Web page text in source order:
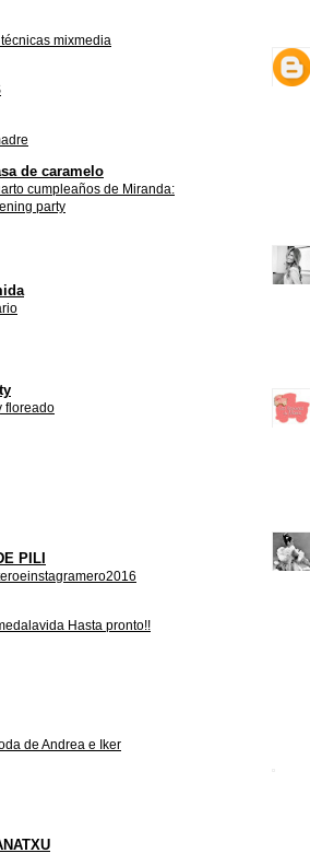
mixmedia
de caramelo
cumpleaños de Miranda:
party
floreado
PILI
Hasta pronto!!
de Andrea e Iker